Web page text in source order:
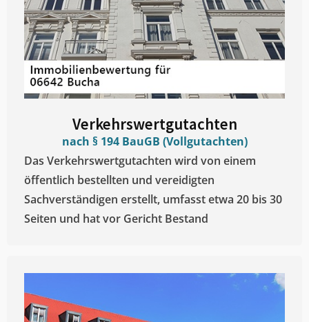
Verkehrswertgutachten
nach § 194 BauGB (Vollgutachten)
Das Verkehrswertgutachten wird von einem
öffentlich bestellten und vereidigten
Sachverständigen erstellt, umfasst etwa 20 bis 30
Seiten und hat vor Gericht Bestand